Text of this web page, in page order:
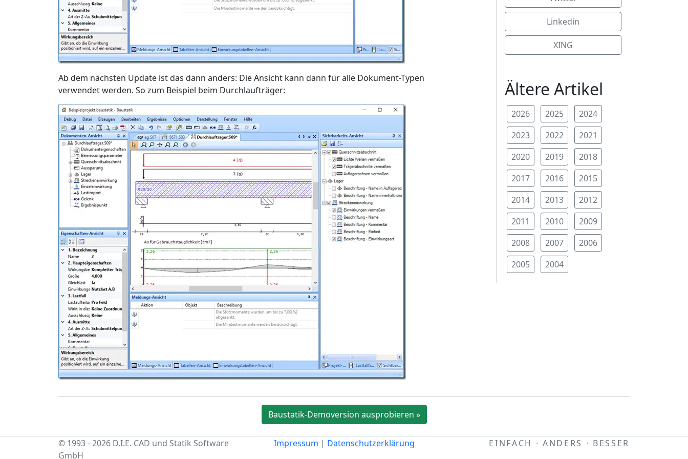
Ab dem nächsten Update ist das dann anders: Die Ansicht kann dann für alle Dokument-Typen
verwendet werden. So zum Beispiel beim Durchlaufträger:
Linkedin
XING
Ältere Artikel
2026 2025
2024
2023
2022
2021
2020
2019
2018
2017
2016
2015
2014
2013
2012
2011
2010
2009
2008
2007
2006
2005
2004
Baustatik-Demoversion ausprobieren »
© 1993 - 2026 D.I.E. CAD und Statik Software
GmbH
Impressum | Datenschutzerklärung EINFACH · ANDERS · BESSER